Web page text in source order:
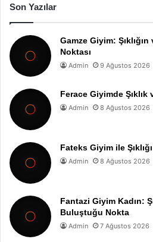
Son Yazılar
Gamze Giyim:
Noktası
Admin 9 Ağustos 2026
Ferace Giyimde Şıklık
Admin 8 Ağustos 2026
Fateks Giyim ile
Admin 8 Ağustos 2026
Fantazi Giyim Kadın:
Buluştuğu Nokta
Admin 7 Ağustos 2026